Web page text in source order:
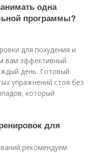
одна
программы?
для похудения и
вам эффективный
день. Готовый
упражнений стоя без
который
для
рекомендуем